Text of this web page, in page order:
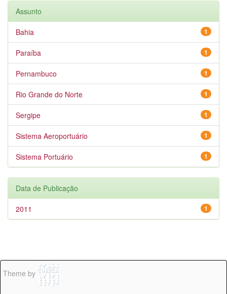
Assunto
1
Bahia
1
Paraíba
1
Pernambuco
1
Rio Grande do Norte
1
Sergipe
1
Sistema Aeroportuário
1
Sistema Portuário
Data de Publicação
1
2011
Theme by